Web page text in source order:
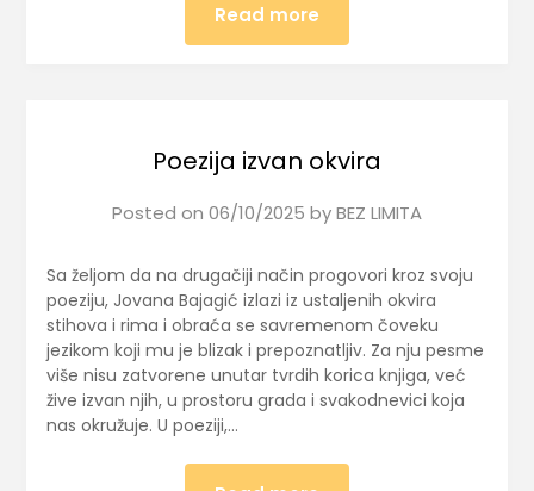
Read more
Poezija izvan okvira
Posted on 06/10/2025 byBEZ LIMITA
Sa željom da na drugačiji način progovori kroz svoju
poeziju, Jovana Bajagić izlazi iz ustaljenih okvira
stihova i rima i obraća se savremenom čoveku
jezikom koji mu je blizak i prepoznatljiv. Za nju pesme
više nisu zatvorene unutar tvrdih korica knjiga, već
žive izvan njih, u prostoru grada i svakodnevici koja
nas okružuje. U poeziji,…